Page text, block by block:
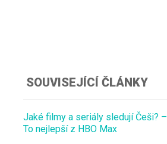
SOUVISEJÍCÍ ČLÁNKY
Jaké filmy a seriály sledují Češi? –
To nejlepší z HBO Max